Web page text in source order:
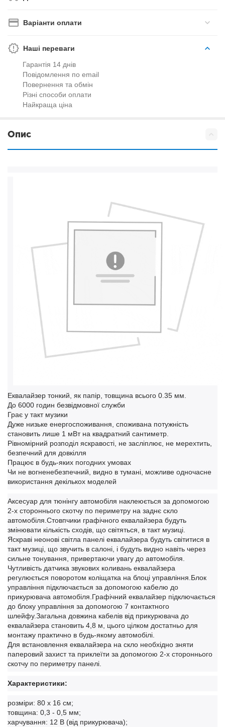
Варіанти оплати
Наші переваги
Гарантія 14 днів
Повідомлення по email
Повернення та обмін
Різні способи оплати
Найкраща ціна
Опис
Еквалайзер тонкий, як папір, товщина всього 0.35 мм.
До 6000 годин безвідмовної служби
Грає у такт музики
Дуже низьке енергоспоживання, споживана потужність
становить лише 1 мВт на квадратний сантиметр.
Рівномірний розподіл яскравості, не засліплює, не мерехтить,
безпечний для довкілля
Працює в будь-яких погодних умовах
Чи не вогненебезпечний, видно в тумані, можливе одночасне
використання декількох моделей
Аксесуар для тюнінгу автомобіля наклеюється за допомогою
2-х стороннього скотчу по периметру на заднє скло
автомобіля.Стовпчики графічного еквалайзера будуть
змінювати кількість сходів, що світяться, в такт музиці.
Яскраві неонові світла панелі еквалайзера будуть світитися в
такт музиці, що звучить в салоні, і будуть видно навіть через
сильне тонування, привертаючи увагу до автомобіля.
Чутливість датчика звукових коливань еквалайзера
регулюється поворотом коліщатка на блоці управління.Блок
управління підключається за допомогою кабелю до
прикурювача автомобіля.Графічний еквалайзер підключається
до блоку управління за допомогою 7 контактного
шлейфу.Загальна довжина кабелів від прикурювача до
еквалайзера становить 4,8 м, цього цілком достатньо для
монтажу практично в будь-якому автомобілі.
Для встановлення еквалайзера на скло необхідно зняти
паперовий захист та приклеїти за допомогою 2-х стороннього
скотчу по периметру панелі.
Характеристики:
розміри: 80 х 16 см;
товщина: 0,3 - 0,5 мм;
харчування: 12 В (від прикурювача);